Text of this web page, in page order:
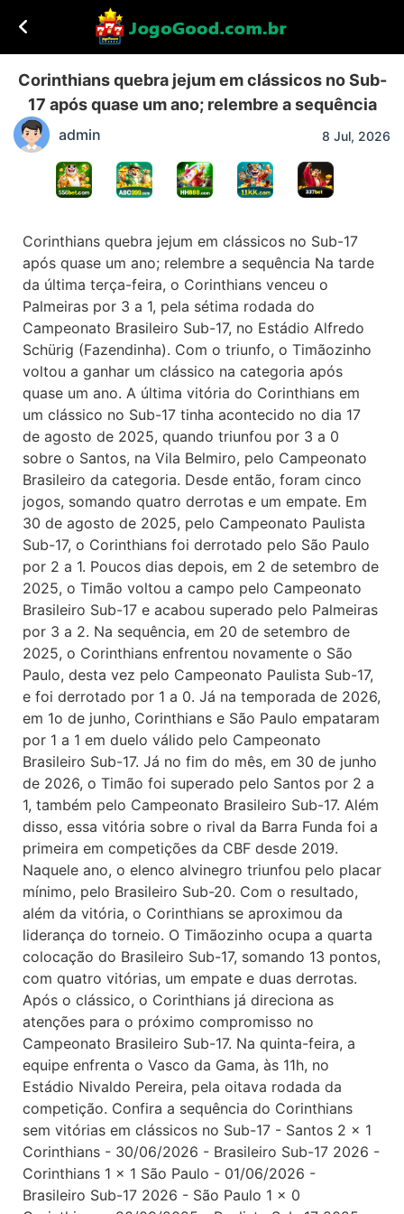
Corinthians quebra jejum em clássicos no Sub-
17 após quase um ano; relembre a sequência
admin 8 Jul, 2026
Corinthians quebra jejum em clássicos no Sub-17
após quase um ano; relembre a sequência Na tarde
da última terça-feira, o Corinthians venceu o
Palmeiras por 3 a 1, pela sétima rodada do
Campeonato Brasileiro Sub-17, no Estádio Alfredo
Schürig (Fazendinha). Com o triunfo, o Timãozinho
voltou a ganhar um clássico na categoria após
quase um ano. A última vitória do Corinthians em
um clássico no Sub-17 tinha acontecido no dia 17
de agosto de 2025, quando triunfou por 3 a 0
sobre o Santos, na Vila Belmiro, pelo Campeonato
Brasileiro da categoria. Desde então, foram cinco
jogos, somando quatro derrotas e um empate. Em
30 de agosto de 2025, pelo Campeonato Paulista
Sub-17, o Corinthians foi derrotado pelo São Paulo
por 2 a 1. Poucos dias depois, em 2 de setembro de
2025, o Timão voltou a campo pelo Campeonato
Brasileiro Sub-17 e acabou superado pelo Palmeiras
por 3 a 2. Na sequência, em 20 de setembro de
2025, o Corinthians enfrentou novamente o São
Paulo, desta vez pelo Campeonato Paulista Sub-17,
e foi derrotado por 1 a 0. Já na temporada de 2026,
em 1o de junho, Corinthians e São Paulo empataram
por 1 a 1 em duelo válido pelo Campeonato
Brasileiro Sub-17. Já no fim do mês, em 30 de junho
de 2026, o Timão foi superado pelo Santos por 2 a
1, também pelo Campeonato Brasileiro Sub-17. Além
disso, essa vitória sobre o rival da Barra Funda foi a
primeira em competições da CBF desde 2019.
Naquele ano, o elenco alvinegro triunfou pelo placar
mínimo, pelo Brasileiro Sub-20. Com o resultado,
além da vitória, o Corinthians se aproximou da
liderança do torneio. O Timãozinho ocupa a quarta
colocação do Brasileiro Sub-17, somando 13 pontos,
com quatro vitórias, um empate e duas derrotas.
Após o clássico, o Corinthians já direciona as
atenções para o próximo compromisso no
Campeonato Brasileiro Sub-17. Na quinta-feira, a
equipe enfrenta o Vasco da Gama, às 11h, no
Estádio Nivaldo Pereira, pela oitava rodada da
competição. Confira a sequência do Corinthians
sem vitórias em clássicos no Sub-17 - Santos 2 x 1
Corinthians - 30/06/2026 - Brasileiro Sub-17 2026 -
Corinthians 1 x 1 São Paulo - 01/06/2026 -
Brasileiro Sub-17 2026 - São Paulo 1 x 0